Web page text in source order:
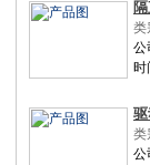
类
公
时
类
公